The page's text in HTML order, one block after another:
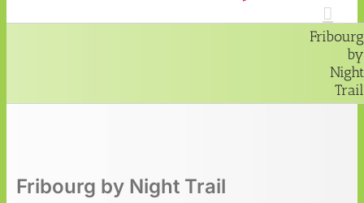
Fribourg
by
Night
Trail
Fribourg by Night Trail